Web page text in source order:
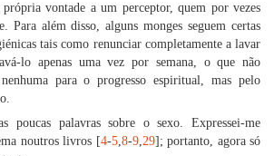
própria vontade a um perceptor, quem por vezes
Para além disso, alguns monges seguem certas
tais como renunciar completamente a lavar
lo apenas uma vez por semana, o que não
para o progresso espiritual, mas pelo
poucas palavras sobre o sexo. Expressei-me
noutros livros [4-5,8-9,29]; portanto, agora só